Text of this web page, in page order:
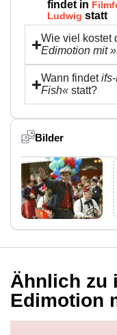
findet in
Ludwig statt
Wie viel kostet
Edimotion mit
Wann findet
Fish« statt?
Bilder
Ähnlich zu
Edimotion